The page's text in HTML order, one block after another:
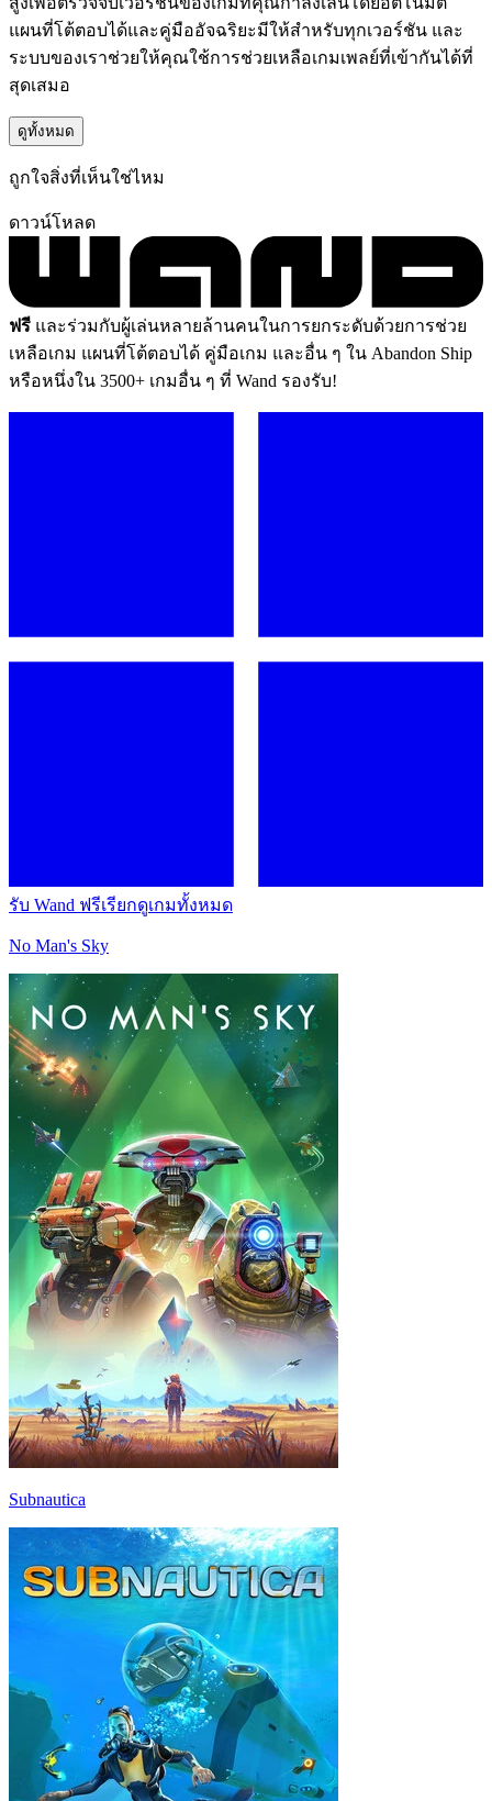
แผนที่โต้ตอบได้และคู่มืออัจฉริยะมีให้สำหรับทุกเวอร์ชัน และ
ระบบของเราช่วยให้คุณใช้การช่วยเหลือเกมเพลย์ที่เข้ากันได้ที่
สุดเสมอ
ดูทั้งหมด
ถูกใจสิ่งที่เห็นใช่ไหม
ดาวน์โหลด
ฟรี และร่วมกับผู้เล่นหลายล้านคนในการยกระดับด้วยการช่วย
เหลือเกม แผนที่โต้ตอบได้ คู่มือเกม และอื่น ๆ ใน Abandon Ship
หรือหนึ่งใน 3500+ เกมอื่น ๆ ที่ Wand รองรับ!
รับ Wand ฟรีเรียกดูเกมทั้งหมด
No Man's Sky
Subnautica